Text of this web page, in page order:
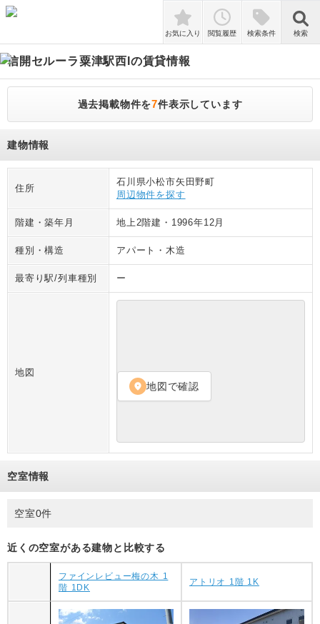
検索
お気に入り 閲覧履歴 検索条件 検索
信開セルーラ粟津駅西I の賃貸情報
過去掲載物件を7件表示しています
建物情報
住所
石川県小松市矢田野町
周辺物件を探す
階建・築年月 地上2階建 ・ 1996年12月
種別・構造 アパート ・木造
最寄り駅/列車種別 ー
地図
location_on 地図で確認
空室情報
空室0件
近くの空室がある建物と比較する
ファインレビュー梅の木 1
階 1DK
アトリオ 1階 1K